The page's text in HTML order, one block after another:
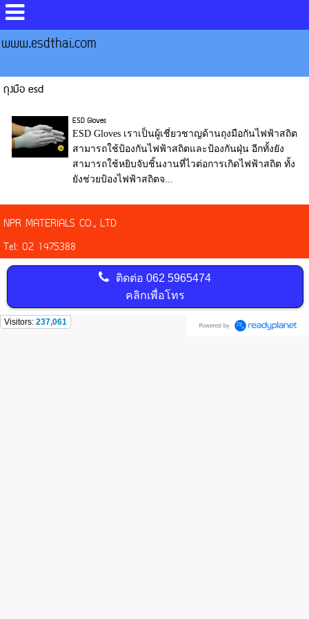
www.esdthai.com
ถุงมือ esd
ESD Gloves
ESD Gloves เราเป็นผู้เชี่ยวชาญด้านถุงมือกันไฟฟ้าสถิต
สามารถใช้ป้องกันไฟฟ้าสถิตและป้องกันฝุ่น อีกทั้งยัง
สามารถใช้หยิบจับชิ้นงานที่ไวต่อการเกิดไฟฟ้าสถิต ทั้ง
ยังช่วยป้องไฟฟ้าสถิตจ...
NPR MATERIALS CO., LTD
Tel: 02 1475388
ติดต่อ062 5965474
คลิกเพื่อโทร
Visitors: 237,061